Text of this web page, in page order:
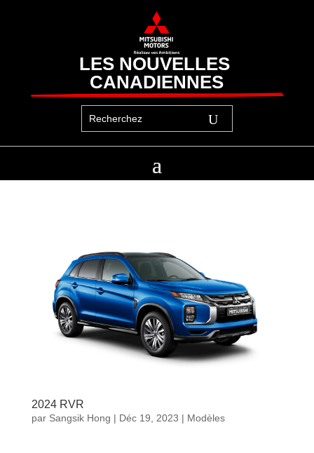
LES NOUVELLES
CANADIENNES
2024 RVR
par Sangsik Hong | Déc 19, 2023 | Modèles